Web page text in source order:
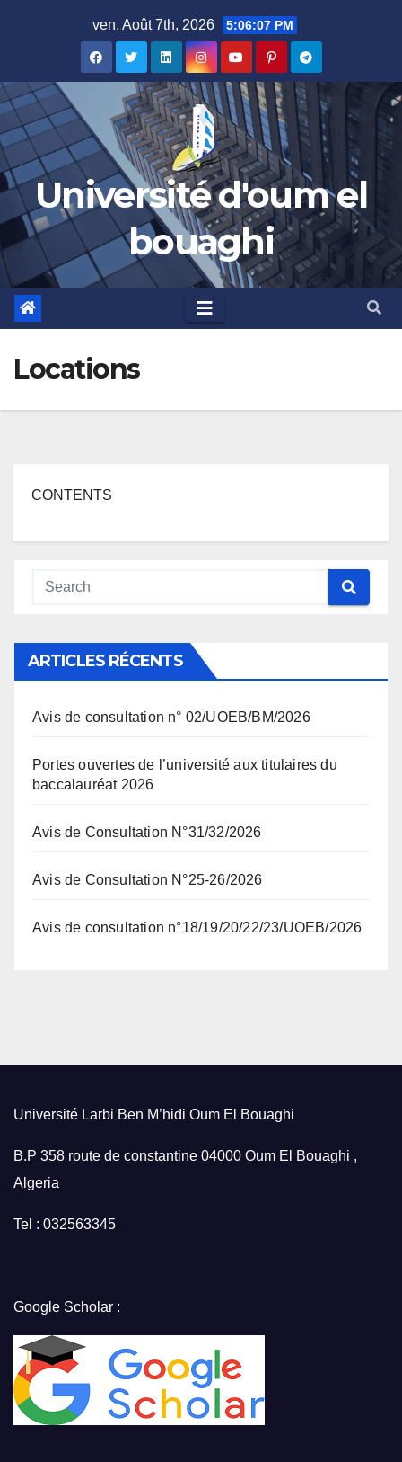
ven. Août 7th, 2026 5:06:07 PM
Université d'oum el
bouaghi
Locations
CONTENTS
ARTICLES RÉCENTS
Avis de consultation n° 02/UOEB/BM/2026
Portes ouvertes de l’université aux titulaires du
baccalauréat 2026
Avis de Consultation N°31/32/2026
Avis de Consultation N°25-26/2026
Avis de consultation n°18/19/20/22/23/UOEB/2026
Université Larbi Ben M’hidi Oum El Bouaghi
B.P 358 route de constantine 04000 Oum El Bouaghi ,
Algeria
Tel : 032563345
Google Scholar :